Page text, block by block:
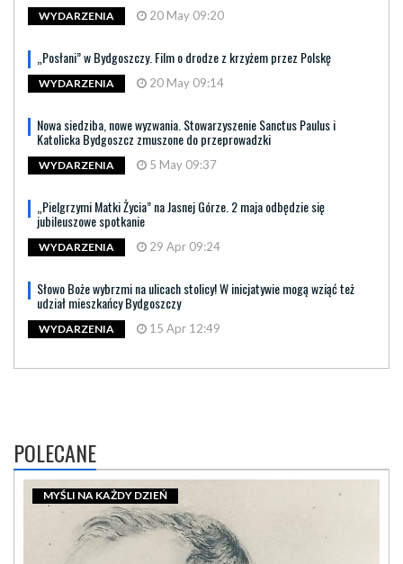
WYDARZENIA 20 May 09:20
„Posłani” w Bydgoszczy. Film o drodze z krzyżem przez Polskę
WYDARZENIA 20 May 09:14
Nowa siedziba, nowe wyzwania. Stowarzyszenie Sanctus Paulus i
Katolicka Bydgoszcz zmuszone do przeprowadzki
WYDARZENIA 5 May 09:37
„Pielgrzymi Matki Życia” na Jasnej Górze. 2 maja odbędzie się
jubileuszowe spotkanie
WYDARZENIA 29 Apr 09:24
Słowo Boże wybrzmi na ulicach stolicy! W inicjatywie mogą wziąć też
udział mieszkańcy Bydgoszczy
WYDARZENIA 15 Apr 12:49
POLECANE
MYŚLI NA KAŻDY DZIEŃ